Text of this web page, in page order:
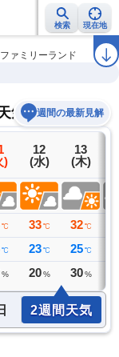
検索 現在地
意報 2週間天気 ラ
ァミリーランド
気予報週間の最新見解
)
℃
℃
%
12
(水)
33 ℃
23 ℃
20 %
13
(木)
32 ℃
25 ℃
30 %
2週間天気